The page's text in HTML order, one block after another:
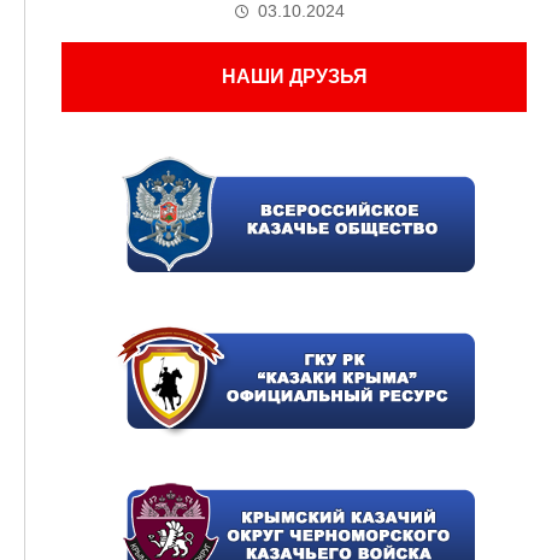
03.10.2024
НАШИ ДРУЗЬЯ